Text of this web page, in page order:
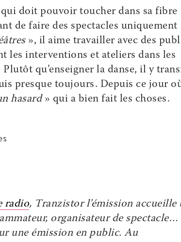
doit pouvoir toucher dans sa fibre
de faire des spectacles uniquement
», il aime travailler avec des
les interventions et ateliers dans les
qu’enseigner la danse, il y
presque toujours. Depuis ce jour
hasard» qui a bien fait les choses.
radio, Tranzistor l’émission accueille
organisateur de spectacle…
une émission en public. Au